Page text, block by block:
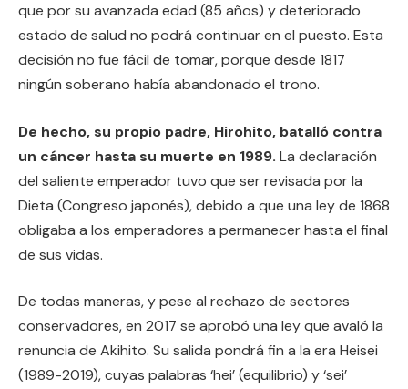
que por su avanzada edad (85 años) y deteriorado
estado de salud no podrá continuar en el puesto. Esta
decisión no fue fácil de tomar, porque desde 1817
ningún soberano había abandonado el trono.
De hecho, su propio padre, Hirohito, batalló contra
un cáncer hasta su muerte en 1989. La declaración
del saliente emperador tuvo que ser revisada por la
Dieta (Congreso japonés), debido a que una ley de 1868
obligaba a los emperadores a permanecer hasta el final
de sus vidas.
De todas maneras, y pese al rechazo de sectores
conservadores, en 2017 se aprobó una ley que avaló la
renuncia de Akihito. Su salida pondrá fin a la era Heisei
(1989-2019), cuyas palabras ‘hei’ (equilibrio) y ‘sei’